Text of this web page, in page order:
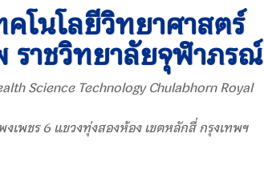
โนโลยีวิทยาศาสตร์
ราชวิทยาลัยจุฬาภรณ์
Science Technology Chulabhorn Royal
เพชร 6 แขวงทุ่งสองห้อง เขตหลักสี่ กรุงเทพฯ